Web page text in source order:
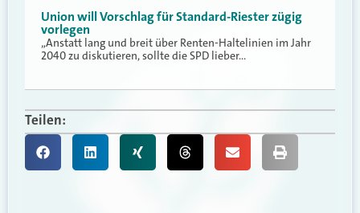
Union will Vorschlag für Standard-Riester zügig
vorlegen
„Anstatt lang und breit über Renten-Haltelinien im Jahr
2040 zu diskutieren, sollte die SPD lieber…
Teilen: